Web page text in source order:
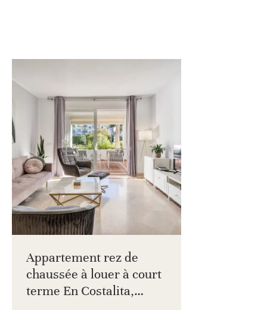
Appartement rez de
chaussée à louer à court
terme En Costalita,